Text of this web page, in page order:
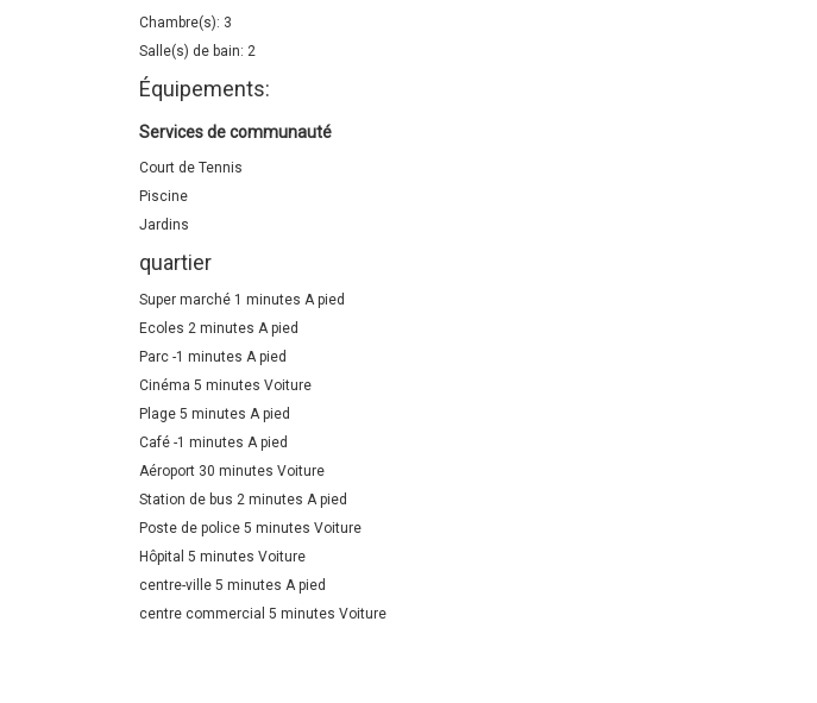
Chambre(s): 3
Salle(s) de bain: 2
Équipements:
Services de communauté
Court de Tennis
Piscine
Jardins
quartier
Super marché 1 minutes A pied
Ecoles 2 minutes A pied
Parc -1 minutes A pied
Cinéma 5 minutes Voiture
Plage 5 minutes A pied
Café -1 minutes A pied
Aéroport 30 minutes Voiture
Station de bus 2 minutes A pied
Poste de police 5 minutes Voiture
Hôpital 5 minutes Voiture
centre-ville 5 minutes A pied
centre commercial 5 minutes Voiture